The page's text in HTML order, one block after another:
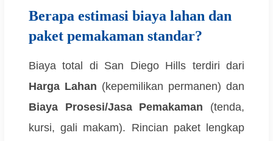
Berapa estimasi biaya lahan dan
paket pemakaman standar?
Biaya total di San Diego Hills terdiri dari
Harga Lahan (kepemilikan permanen) dan
Biaya Prosesi/Jasa Pemakaman (tenda,
kursi, gali makam). Rincian paket lengkap